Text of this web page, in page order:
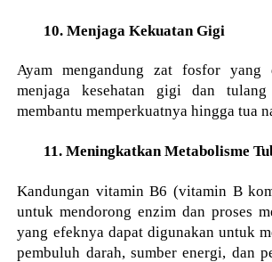
10. Menjaga Kekuatan Gigi
Ayam mengandung zat fosfor yang
menjaga kesehatan gigi dan
membantu memperkuatnya hingga tua
11. Meningkatkan Metabolisme
Kandungan vitamin B6 (vitamin B
untuk mendorong enzim dan proses
yang efeknya dapat digunakan untuk
pembuluh darah, sumber energi, dan